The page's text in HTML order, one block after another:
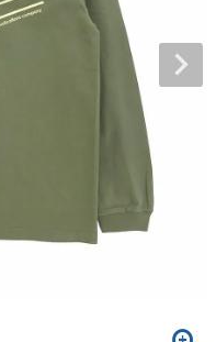
ラ）
ォーミュ